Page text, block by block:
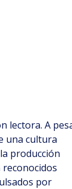
lectora. A
una cultura
producción
por